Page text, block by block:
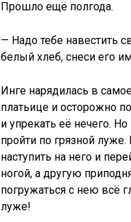
Прошло ещё полгода.
— Надо тебе навестить
белый хлеб, снеси его
Инге нарядилась в
платьице и осторожно
и упрекать её нечего.
пройти по грязной
наступить на него и
ногой, а другую
погружаться с нею всё
луже!